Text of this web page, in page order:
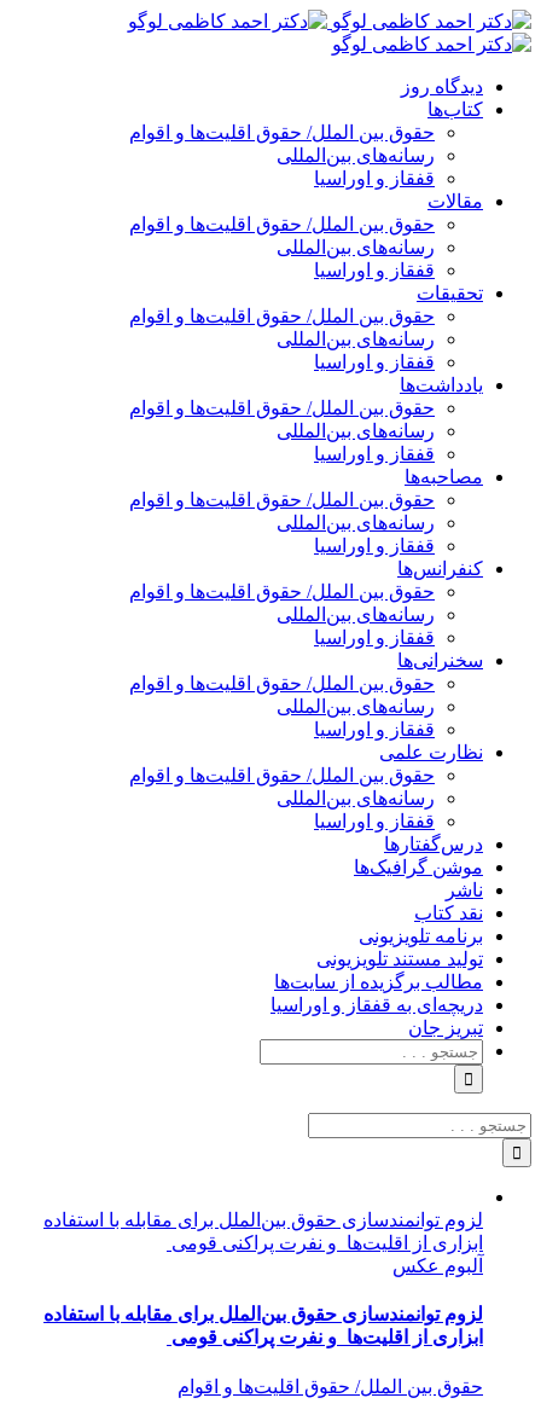
پرش
به
دیدگاه روز
کتاب‌ها
حقوق بین الملل/ حقوق اقلیت‌ها و اقوام
رسانه‌های بین‌المللی
قفقاز و اوراسیا
مقالات
حقوق بین الملل/ حقوق اقلیت‌ها و اقوام
رسانه‌های بین‌المللی
قفقاز و اوراسیا
تحقیقات
حقوق بین الملل/ حقوق اقلیت‌ها و اقوام
رسانه‌های بین‌المللی
قفقاز و اوراسیا
یادداشت‌ها
حقوق بین الملل/ حقوق اقلیت‌ها و اقوام
رسانه‌های بین‌المللی
قفقاز و اوراسیا
مصاحبه‌ها
حقوق بین الملل/ حقوق اقلیت‌ها و اقوام
رسانه‌های بین‌المللی
قفقاز و اوراسیا
کنفرانس‌ها
حقوق بین الملل/ حقوق اقلیت‌ها و اقوام
رسانه‌های بین‌المللی
قفقاز و اوراسیا
سخنرانی‌ها
حقوق بین الملل/ حقوق اقلیت‌ها و اقوام
رسانه‌های بین‌المللی
قفقاز و اوراسیا
نظارت علمی
حقوق بین الملل/ حقوق اقلیت‌ها و اقوام
رسانه‌های بین‌المللی
قفقاز و اوراسیا
درس‌گفتارها
موشن گرافیک‌ها
ناشر
نقد کتاب
برنامه‌ تلویزیونی
تولید مستند تلویزیونی
مطالب برگزیده از سایت‌ها
دریچه‌ای به قفقاز و اوراسیا
تبریزِ جان
جستجو
برای:
جستجو
برای:
لزوم توانمندسازی حقوق بین‌الملل برای مقابله با استفاده
ابزاری از اقلیت‌ها و نفرت پراکنی قومی
آلبوم عکس
لزوم توانمندسازی حقوق بین‌الملل برای مقابله با استفاده
ابزاری از اقلیت‌ها و نفرت پراکنی قومی
حقوق بین الملل/ حقوق اقلیت‌ها و اقوام